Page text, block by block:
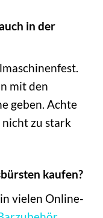
in der
mit den
geben. Achte
nicht zu stark
kaufen?
vielen Online-